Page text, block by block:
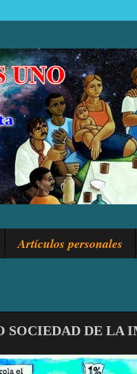
Artículos personales
SOCIEDAD DE LA